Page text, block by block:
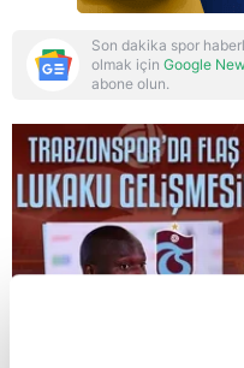
Reddet
Son dakika spor
olmak için Google
abone olun.